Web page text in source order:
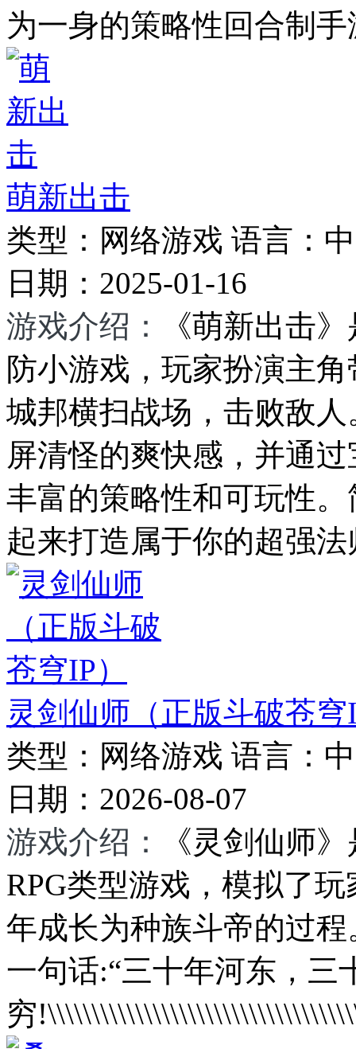
为一身的策略性回合制手
萌新出击
类型： 网络游戏 语言：
日期： 2025-01-16
游戏介绍：
《萌新出击
防小游戏，玩家扮演主
城邦横扫战场，击败敌
屏清怪的爽快感，并通
丰富的策略性和可玩性
起来打造属于你的超强法
灵剑仙师（正版斗破苍穹
类型： 网络游戏 语言：
日期： 2026-08-07
游戏介绍：
《灵剑仙师
RPG类型游戏，模拟了
年成长为种族斗帝的过
一句话:“三十年河东，三
穷